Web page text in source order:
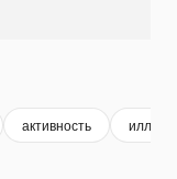
активность